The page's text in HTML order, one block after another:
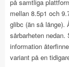
på samtliga
mellan 8.5p1 och
glibc (än så länge).
sårbarheten nedan.
information
variant på en